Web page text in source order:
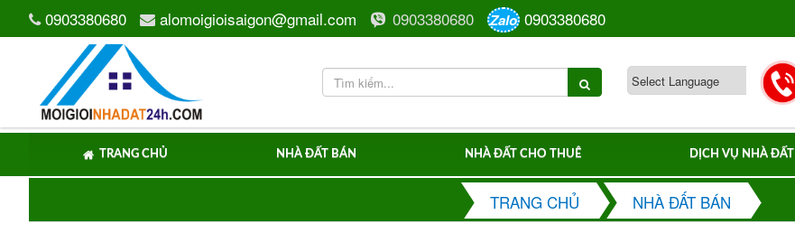
0903380680 alomoigioisaigon@gmail.com 0903380680 Zalo 0903380680
TRANG CHỦ NHÀ ĐẤT BÁN NHÀ ĐẤT CHO THUÊ DỊCH VỤ NHÀ ĐẤT
TRANG CHỦ NHÀ ĐẤT BÁN